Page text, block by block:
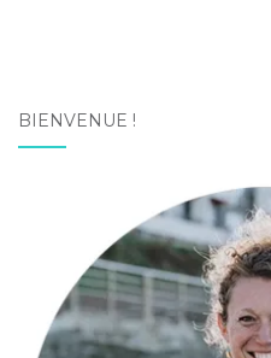
BIENVENUE !